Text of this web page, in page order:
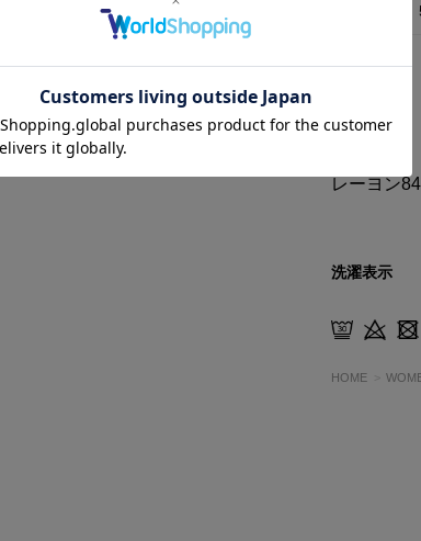
素材
レーヨン
洗濯表示
HOME